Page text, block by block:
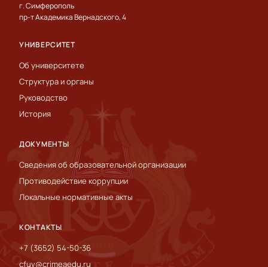
г. Симферополь
пр-т Академика Вернадского, 4
УНИВЕРСИТЕТ
Об университете
Структура и органы
Руководство
История
ДОКУМЕНТЫ
Сведения об образовательной организации
Противодействие коррупции
Локальные нормативные акты
КОНТАКТЫ
+7 (3652) 54-50-36
cfuv@crimeaedu.ru